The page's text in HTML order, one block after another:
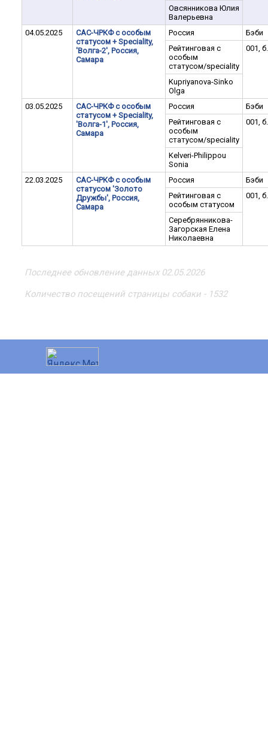
Овсянникова Юлия
Валерьевна
04.05.2025
САС-ЧРКФ с особым
статусом + Speciality,
'Волга-2', Россия,
Самара
Россия
Бэби
Рейтинговая с
особым
статусом/speciality
001,
Kupriyanova-Sinko
Olga
03.05.2025
САС-ЧРКФ с особым
статусом + Speciality,
'Волга-1', Россия,
Самара
Россия
Бэби
Рейтинговая с
особым
статусом/speciality
001,
Kelveri-Philippou
Sonia
22.03.2025
САС-ЧРКФ с особым
статусом 'Золото
Дружбы', Россия,
Самара
Россия
Бэби
Рейтинговая с
особым статусом
001,
Серебрянникова-
Загорская Елена
Николаевна
Последнее обновление данных 02.05.2026
Количество посещений страницы собаки - 1532